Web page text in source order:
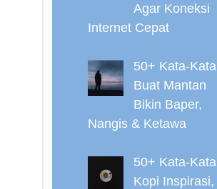
Agar Koneksi
Internet Cepat
50+ Kata-Kata
Buat Mantan
Bikin Baper,
Nangis & Ketawa
50+ Kata-Kata
Kopi Inspirasi,